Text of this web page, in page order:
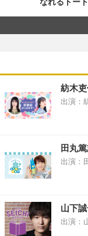
紡木
出演：
田丸
出演：
山下
出演：